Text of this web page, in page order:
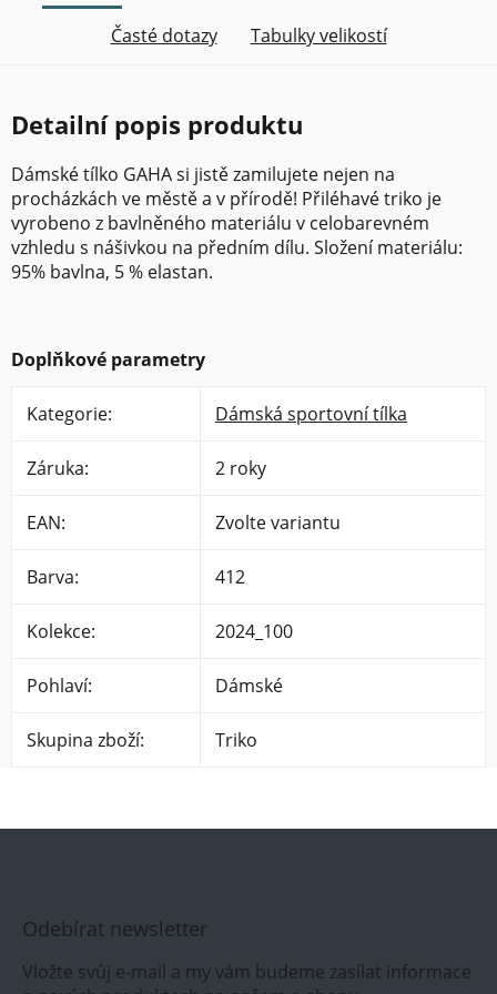
Časté dotazy Tabulky velikostí
Detailní popis produktu
Dámské tílko GAHA si jistě zamilujete nejen na
procházkách ve městě a v přírodě! Přiléhavé triko je
vyrobeno z bavlněného materiálu v celobarevném
vzhledu s nášivkou na předním dílu. Složení materiálu:
95% bavlna, 5 % elastan.
Doplňkové parametry
Kategorie: Dámská sportovní tílka
Záruka: 2 roky
EAN: Zvolte variantu
Barva: 412
Kolekce: 2024_100
Pohlaví: Dámské
Skupina zboží: Triko
Odebírat newsletter
Vložte svůj e-mail a my vám budeme zasílat informace